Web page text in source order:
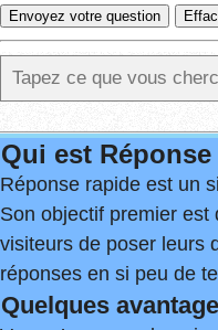
Qui est
Réponse rapide est un
Son objectif premier
visiteurs de poser leurs
réponses en si peu de
Quelques